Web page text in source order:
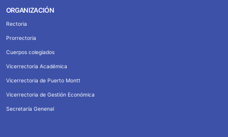
ORGANIZACIÓN
Rectoria
Prorrectoria
Cuerpos colegiados
Vicerrectoria Académica
Vicerrectoria de Puerto Montt
Vicerrectoria de Gestión Económica
Secretaría Genenal